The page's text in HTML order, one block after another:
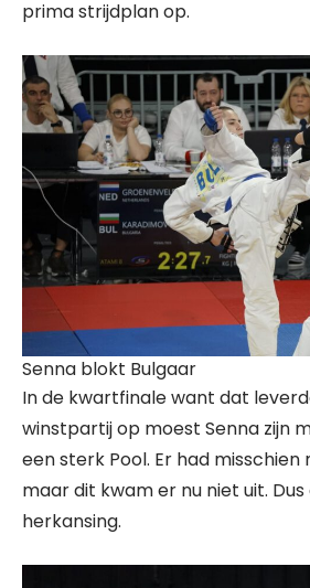
prima strijdplan op.
Senna blokt Bulgaar
In de kwartfinale want dat
winstpartij op moest Senna zijn
een sterk Pool. Er had
maar dit kwam er nu niet uit.
herkansing.